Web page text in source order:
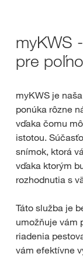
myKWS
pre
myKWS je
ponúka rôzne
vďaka čomu
istotou.
snímok, ktorá
vďaka ktorým
rozhodnutia s
Táto služba je
umožňuje vám
riadenia
vám efektívne